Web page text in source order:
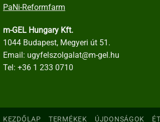
PaNi-Reformfarm
m-GEL Hungary Kft.
1044 Budapest, Megyeri út 51.
Email: ugyfelszolgalat@m-gel.hu
Tel: +36 1 233 0710
KEZDŐLAP TERMÉKEK ÚJDONSÁGOK